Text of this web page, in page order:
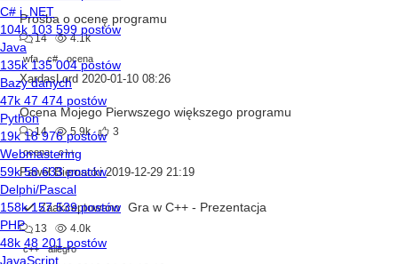
Prośba o ocenę programu
14
4.1k
wfa
c# ocena
XardasLord 2020-01-10 08:26
Ocena Mojego Pierwszego większego programu
14 5.9k
3
ocena
c++
Paweł Biernacki 2019-12-29 21:19
Zaakceptowano Gra w C++ - Prezentacja
13
4.0k
c++
allegro